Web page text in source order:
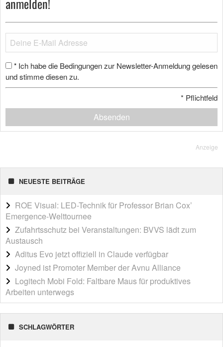
* Ich habe die Bedingungen zur Newsletter-Anmeldung gelesen
und stimme diesen zu.
* Pflichtfeld
Absenden
Anzeige
NEUESTE BEITRÄGE
ROE Visual: LED-Technik für Professor Brian Cox’
Emergence-Welttournee
Zufahrtsschutz bei Veranstaltungen: BVVS lädt zum
Austausch
Aditus Evo jetzt offiziell in Claude verfügbar
Joyned ist Promoter Member der Avnu Alliance
Logitech Mobi Fold: Faltbare Maus für produktives
Arbeiten unterwegs
SCHLAGWÖRTER